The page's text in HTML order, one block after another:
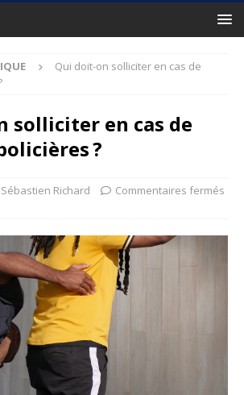
Qui doit-on solliciter en cas de
solliciter en cas de
?
Sébastien Richard Commentaires fermés